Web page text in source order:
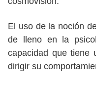
El uso de la noción
de lleno en la
capacidad que tiene
dirigir su